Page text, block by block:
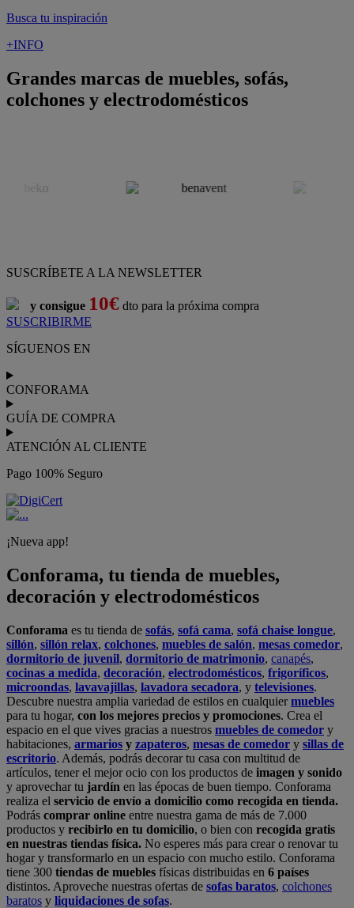
Busca tu inspiración
+INFO
Grandes marcas de muebles, sofás,
colchones y electrodomésticos
SUSCRÍBETE A LA NEWSLETTER
y consigue 10€ dto para la próxima compra
SUSCRIBIRME
SÍGUENOS EN
CONFORAMA
GUÍA DE COMPRA
ATENCIÓN AL CLIENTE
Pago 100% Seguro
¡Nueva app!
Conforama, tu tienda de muebles,
decoración y electrodomésticos
Conforama es tu tienda de sofás, sofá cama, sofá chaise longue,
sillón, sillón relax, colchones, muebles de salón, mesas comedor,
dormitorio de juvenil, dormitorio de matrimonio, canapés,
cocinas a medida, decoración, electrodomésticos, frigoríficos,
microondas, lavavajillas, lavadora secadora, y televisiones.
Descubre nuestra amplia variedad de estilos en cualquiermuebles
para tu hogar, con los mejores precios y promociones. Crea el
espacio en el que vives gracias a nuestros muebles de comedor y
habitaciones, armarios y zapateros, mesas de comedor y sillas de
escritorio. Además, podrás decorar tu casa con multitud de
artículos, tener el mejor ocio con los productos de imagen y sonido
y aprovechar tu jardín en las épocas de buen tiempo. Conforama
realiza el servicio de envío a domicilio como recogida en tienda.
Podrás comprar online entre nuestra gama de más de 7.000
productos y recibirlo en tu domicilio, o bien con recogida gratis
en nuestras tiendas física. No esperes más para crear o renovar tu
hogar y transformarlo en un espacio con mucho estilo. Conforama
tiene 300 tiendas de muebles físicas distribuidas en 6 países
distintos. Aproveche nuestras ofertas de sofas baratos, colchones
baratos y liquidaciones de sofas.